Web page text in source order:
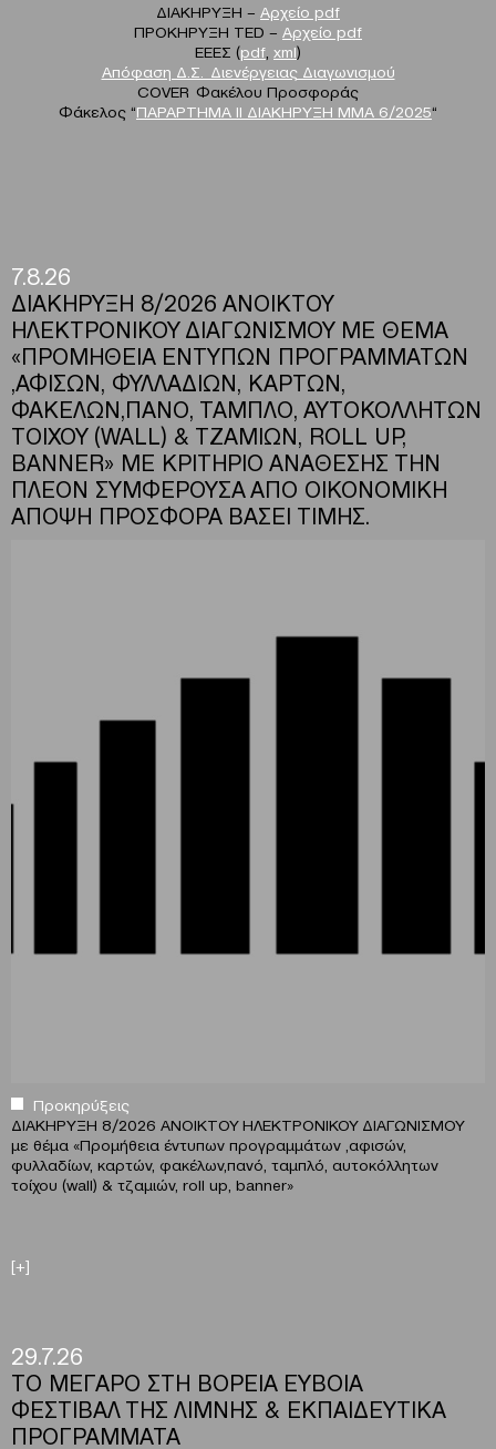
ΔΙΑΚΗΡΥΞΗ – Αρχείο pdf
ΠΡΟΚΗΡΥΞΗ TED – Αρχείο pdf
EEEΣ (pdf xml)
Απόφαση Δ.Σ. Διενέργειας Διαγωνισμού
COVER Φακέλου Προσφοράς
Φάκελος “ΠΑΡΑΡΤΗΜΑ ΙΙ ΔΙΑΚΗΡΥΞΗ ΜΜΑ 6/2025“
7.8.26
ΔΙΑΚΗΡΥΞΗ 8/2026 ΑΝΟΙΚΤΟΥ
ΗΛΕΚΤΡΟΝΙΚΟΥ ΔΙΑΓΩΝΙΣΜΟΥ ΜΕ ΘΕΜΑ
«ΠΡΟΜΗΘΕΙΑ ΕΝΤΥΠΩΝ ΠΡΟΓΡΑΜΜΑΤΩΝ
,ΑΦΙΣΩΝ, ΦΥΛΛΑΔΙΩΝ, ΚΑΡΤΩΝ,
ΦΑΚΕΛΩΝ,ΠΑΝΟ, ΤΑΜΠΛΟ, ΑΥΤΟΚΟΛΛΗΤΩΝ
ΤΟΙΧΟΥ (WALL) & ΤΖΑΜΙΩΝ, ROLL UP,
BANNER» ΜΕ ΚΡΙΤΗΡΙΟ ΑΝΑΘΕΣΗΣ ΤΗΝ
ΠΛΕΟΝ ΣΥΜΦΕΡΟΥΣΑ ΑΠΟ ΟΙΚΟΝΟΜΙΚΗ
ΑΠΟΨΗ ΠΡΟΣΦΟΡΑ ΒΑΣΕΙ ΤΙΜΗΣ.
Προκηρύξεις
ΔΙΑΚΗΡΥΞΗ 8/2026 ΑΝΟΙΚΤΟΥ ΗΛΕΚΤΡΟΝΙΚΟΥ ΔΙΑΓΩΝΙΣΜΟΥ
με θέμα «Προμήθεια έντυπων προγραμμάτων ,αφισών,
φυλλαδίων, καρτών, φακέλων,πανό, ταμπλό, αυτοκόλλητων
τοίχου (wall) & τζαμιών, roll up, banner»
[+]
29.7.26
ΤΟ ΜΕΓΑΡΟ ΣΤΗ ΒΟΡΕΙΑ ΕΥΒΟΙΑ
ΦΕΣΤΙΒΑΛ ΤΗΣ ΛΙΜΝΗΣ & ΕΚΠΑΙΔΕΥΤΙΚΑ
ΠΡΟΓΡΑΜΜΑΤΑ